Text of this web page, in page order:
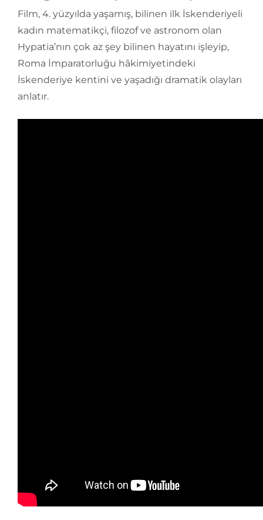
Film, 4. yüzyılda yaşamış, bilinen ilk İskenderiyeli
kadın matematikçi, filozof ve astronom olan
Hypatia’nın çok az şey bilinen hayatını işleyip,
Roma İmparatorluğu hâkimiyetindeki
İskenderiye kentini ve yaşadığı dramatik olayları
anlatır.